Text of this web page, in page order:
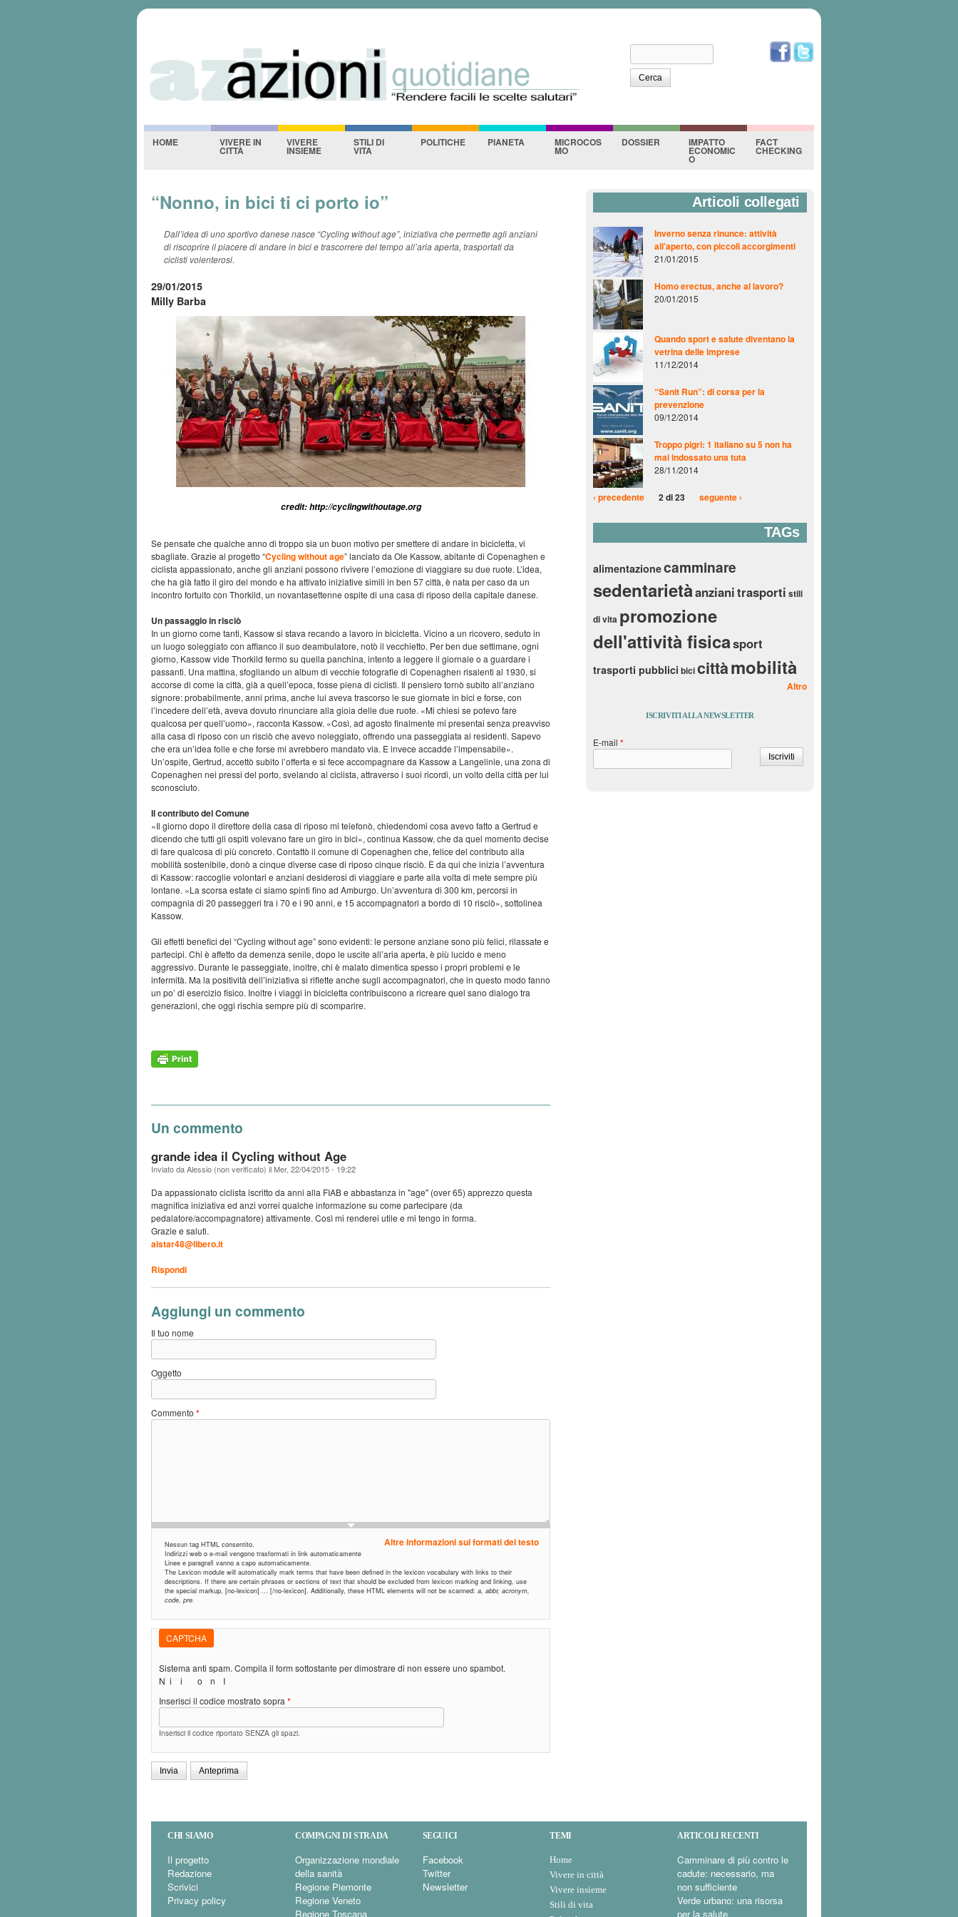
Azioniquotidiane
Form di ricerca
HOME VIVERE IN
CITTÀ
VIVERE
INSIEME
STILI DI
VITA
POLITICHE PIANETA MICROCOS
MO
DOSSIER IMPATTO
ECONOMIC
O
FACT
CHECKING
“Nonno, in bici ti ci porto io”
Dall’idea di uno sportivo danese nasce “Cycling without age”, iniziativa che permette agli anziani
di riscoprire il piacere di andare in bici e trascorrere del tempo all’aria aperta, trasportati da
ciclisti volenterosi.
29/01/2015
Milly Barba
credit: http://cyclingwithoutage.org
Se pensate che qualche anno di troppo sia un buon motivo per smettere di andare in bicicletta, vi
sbagliate. Grazie al progetto “Cycling without age” lanciato da Ole Kassow, abitante di Copenaghen e
ciclista appassionato, anche gli anziani possono rivivere l’emozione di viaggiare su due ruote. L’idea,
che ha già fatto il giro del mondo e ha attivato iniziative simili in ben 57 città, è nata per caso da un
incontro fortuito con Thorkild, un novantasettenne ospite di una casa di riposo della capitale danese.
Un passaggio in risciò
In un giorno come tanti, Kassow si stava recando a lavoro in bicicletta. Vicino a un ricovero, seduto in
un luogo soleggiato con affianco il suo deambulatore, notò il vecchietto. Per ben due settimane, ogni
giorno, Kassow vide Thorkild fermo su quella panchina, intento a leggere il giornale o a guardare i
passanti. Una mattina, sfogliando un album di vecchie fotografie di Copenaghen risalenti al 1930, si
accorse di come la città, già a quell’epoca, fosse piena di ciclisti. Il pensiero tornò subito all’anziano
signore: probabilmente, anni prima, anche lui aveva trascorso le sue giornate in bici e forse, con
l’incedere dell’età, aveva dovuto rinunciare alla gioia delle due ruote. «Mi chiesi se potevo fare
qualcosa per quell’uomo», racconta Kassow. «Così, ad agosto finalmente mi presentai senza preavviso
alla casa di riposo con un risciò che avevo noleggiato, offrendo una passeggiata ai residenti. Sapevo
che era un’idea folle e che forse mi avrebbero mandato via. E invece accadde l’impensabile».
Un’ospite, Gertrud, accettò subito l’offerta e si fece accompagnare da Kassow a Langelinie, una zona di
Copenaghen nei pressi del porto, svelando al ciclista, attraverso i suoi ricordi, un volto della città per lui
sconosciuto.
Il contributo del Comune
«Il giorno dopo il direttore della casa di riposo mi telefonò, chiedendomi cosa avevo fatto a Gertrud e
dicendo che tutti gli ospiti volevano fare un giro in bici», continua Kassow, che da quel momento decise
di fare qualcosa di più concreto. Contattò il comune di Copenaghen che, felice del contributo alla
mobilità sostenibile, donò a cinque diverse case di riposo cinque risciò. È da qui che inizia l’avventura
di Kassow: raccoglie volontari e anziani desiderosi di viaggiare e parte alla volta di mete sempre più
lontane. «La scorsa estate ci siamo spinti fino ad Amburgo. Un’avventura di 300 km, percorsi in
compagnia di 20 passeggeri tra i 70 e i 90 anni, e 15 accompagnatori a bordo di 10 risciò», sottolinea
Kassow.
Gli effetti benefici del “Cycling without age” sono evidenti: le persone anziane sono più felici, rilassate e
partecipi. Chi è affetto da demenza senile, dopo le uscite all’aria aperta, è più lucido e meno
aggressivo. Durante le passeggiate, inoltre, chi è malato dimentica spesso i propri problemi e le
infermità. Ma la positività dell’iniziativa si riflette anche sugli accompagnatori, che in questo modo fanno
un po’ di esercizio fisico. Inoltre i viaggi in bicicletta contribuiscono a ricreare quel sano dialogo tra
generazioni, che oggi rischia sempre più di scomparire.
Un commento
grande idea il Cycling without Age
Inviato daAlessio (non verificato) ilMer, 22/04/2015 - 19:22
Da appassionato ciclista iscritto da anni alla FIAB e abbastanza in "age" (over 65) apprezzo questa
magnifica iniziativa ed anzi vorrei qualche informazione su come partecipare (da
pedalatore/accompagnatore) attivamente. Così mi renderei utile e mi tengo in forma.
Grazie e saluti.
alstar48@libero.it
Rispondi
Aggiungi un commento
Il tuo nome
Oggetto
Commento *
Altre informazioni sui formati del testo
Nessun tag HTML consentito.
Indirizzi web o e-mail vengono trasformati in link automaticamente
Linee e paragrafi vanno a capo automaticamente.
The Lexicon module will automatically mark terms that have been defined in the lexicon vocabulary with links to their
descriptions. If there are certain phrases or sections of text that should be excluded from lexicon marking and linking, use
the special markup, [no-lexicon] ... [/no-lexicon]. Additionally, these HTML elements will not be scanned: a, abbr, acronym,
code, pre.
CAPTCHA
Sistema anti spam. Compila il form sottostante per dimostrare di non essere uno spambot.
I
n
o
N i
i
Inserisci il codice mostrato sopra *
Inserisci il codice riportato SENZA gli spazi.
Articoli collegati
Inverno senza rinunce: attività
all’aperto, con piccoli accorgimenti
21/01/2015
Homo erectus, anche al lavoro?
20/01/2015
Quando sport e salute diventano la
vetrina delle imprese
11/12/2014
“Sanit Run”: di corsa per la
prevenzione
09/12/2014
Troppo pigri: 1 italiano su 5 non ha
mai indossato una tuta
28/11/2014
‹ precedente 2 di 23 seguente ›
TAGs
alimentazionecamminare
sedentarietàanzianitrasporti stili
di vita promozione
dell'attività fisicasport
trasporti pubblici bicicittàmobilità
Altro
ISCRIVITI ALLA NEWSLETTER
E-mail *
CHI SIAMO
Il progetto
Redazione
Scrivici
Privacy policy
COMPAGNI DI STRADA
Organizzazione mondiale
della sanità
Regione Piemonte
Regione Veneto
Regione Toscana
SEGUICI
Facebook
Twitter
Newsletter
TEMI
Home
Vivere in città
Vivere insieme
Stili di vita
ARTICOLI RECENTI
Camminare di più contro le
cadute: necessario, ma
non sufficiente
Verde urbano: una risorsa
per la salute